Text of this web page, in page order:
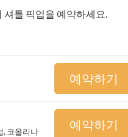
틀 픽업을 예약하세요.
예약하기
, 코올리나
예약하기